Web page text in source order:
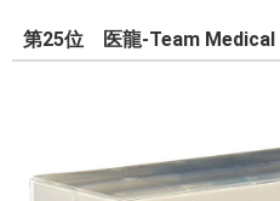
第25位 医龍-Team